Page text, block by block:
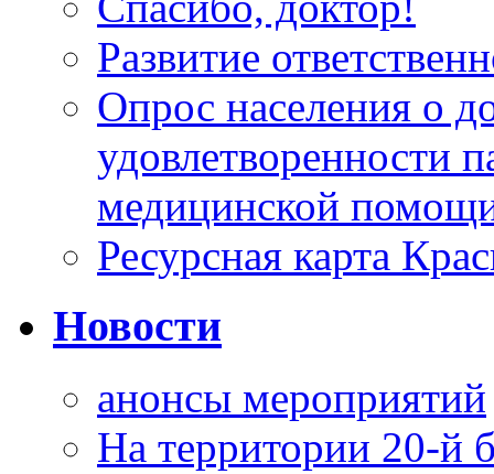
Развитие
Опрос населения о
удовлетворенности
медицинской
Ресурсная карта
Новости
анонсы мероприятий
На территории 20-й